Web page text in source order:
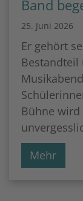
Band
25. Juni 2026
Er gehört
Bestandteil
Bühne
Mehr